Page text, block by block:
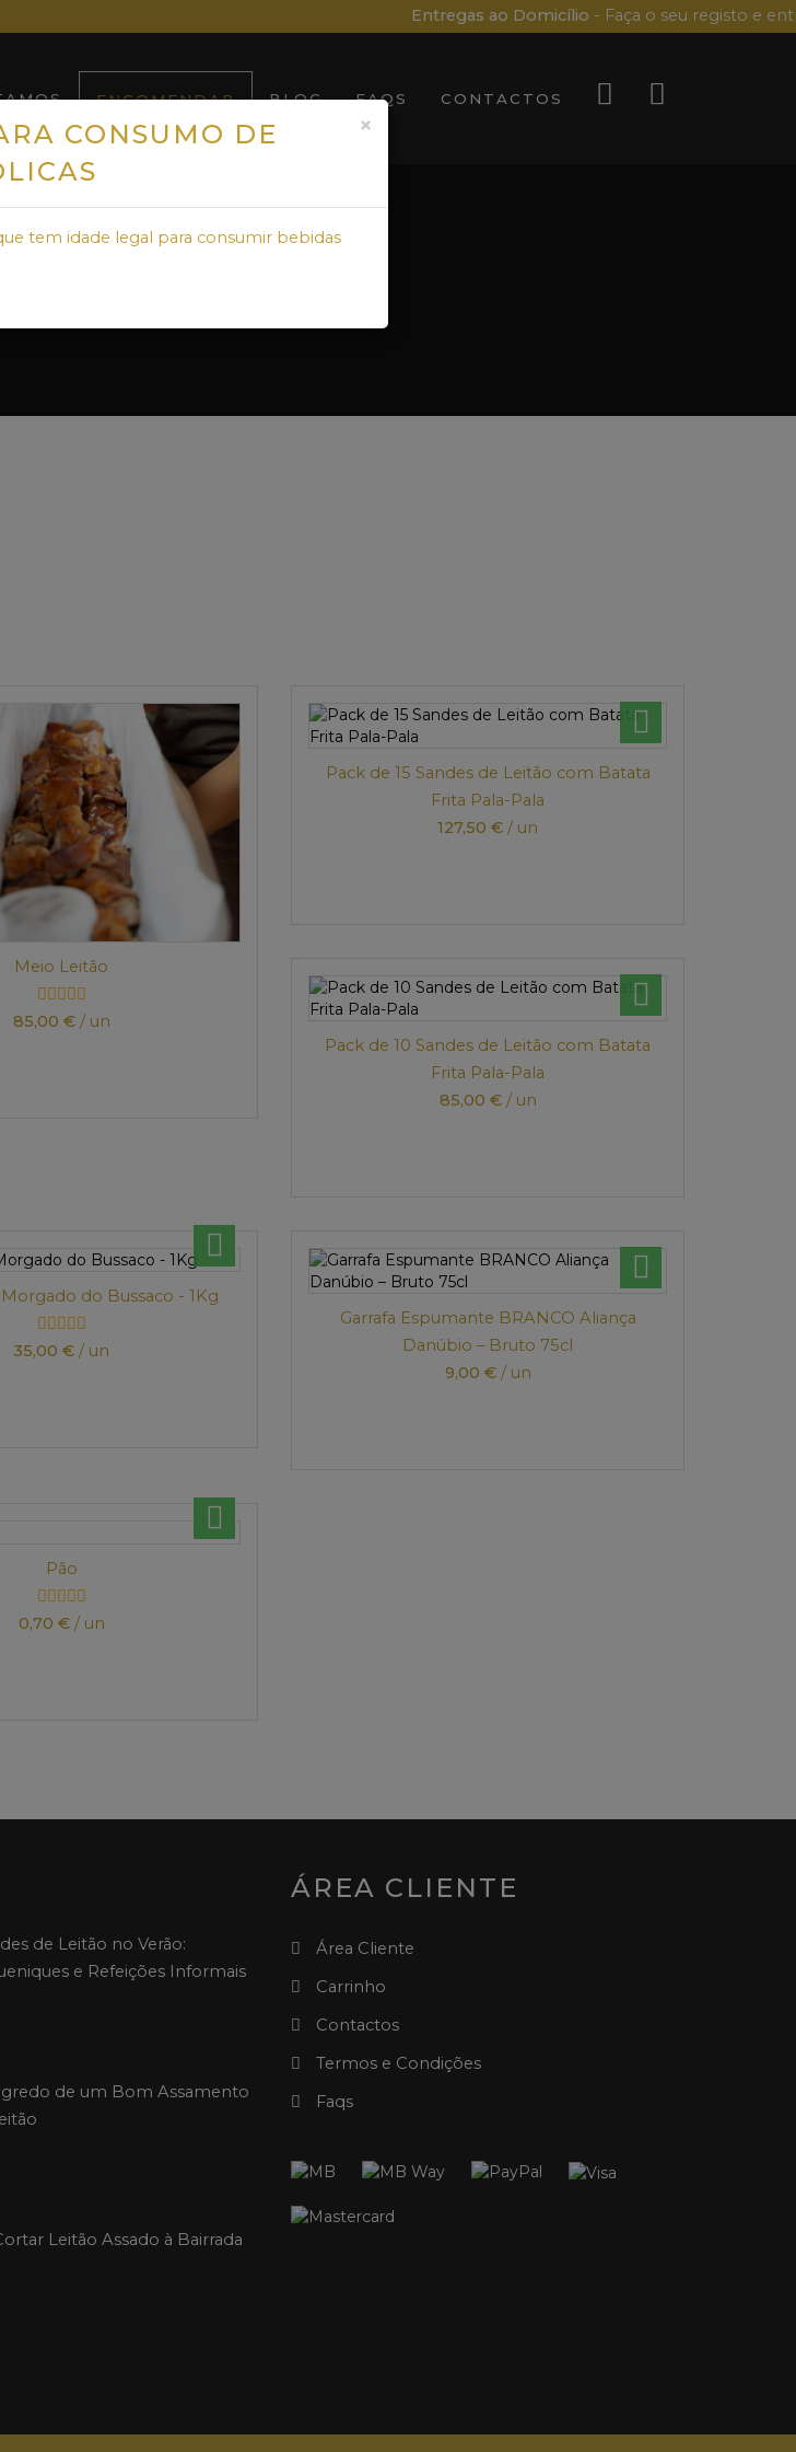
Entregas ao Domicílio- Faça o seu registo e
ENCOMENDAR BLOG FAQS CONTACTOS
Meio Leitão
85,00 €/ un
Pack de 15 Sandes de Leitão com Batata
Frita Pala-Pala
127,50 € / un
Pack de 10 Sandes de Leitão com Batata
Frita Pala-Pala
85,00 €/ un
do Bussaco - 1Kg
35,00 € / un
Garrafa Espumante BRANCO Aliança
Danúbio – Bruto 75cl
9,00 €/ un
Pão
0,70 €/ un
de Leitão no Verão:
e Refeições Informais
de um Bom Assamento
Leitão Assado à Bairrada
ÁREA CLIENTE
Área Cliente
Carrinho
Contactos
Termos e Condições
Faqs
×
CONSUMO DE
tem idade legal para consumir bebidas